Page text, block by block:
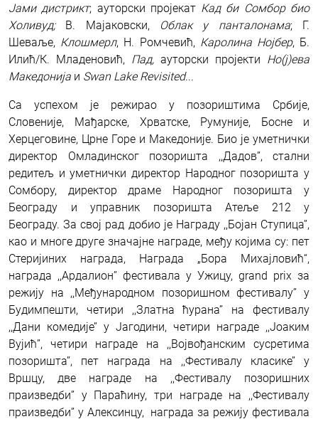
Јами дистрикт; ауторски пројекат Кад би Сомбор био
Холивуд;В. Мајаковски, Облак у панталонама; Г.
Шеваље, Клошмерл, Н. Ромчевић, Каролина Нојбер, Б.
Илић/К. Младеновић, Пад, ауторски пројекти Но(ј)ева
Македонија и Swan Lake Revisited...
Са успехом је режирао у позориштима Србије,
Словеније, Мађарске, Хрватске, Румуније, Босне и
Херцеговине, Црне Горе и Македоније. Био је уметнички
директор Омладинског позоришта ,,Дадов’’, стални
редитељ и уметнички директор Народног позоришта у
Сомбору, директор драме Народног позоришта у
Београду и управник позоришта Атеље 212 у
Београду. За свој рад добио је Награду ,,Бојан Ступица’’,
као и многе друге значајне награде, међу којима су: пет
Стеријиних награда, Награда „Бора Михајловић“,
награда ,,Ардалион’’ фестивала у Ужицу, grand prix за
режију на ,,Међународном позоришном фестивалу’’ у
Будимпешти, четири ,,Златна ћурана’’ на фестивалу
,,Дани комедије’’ у Јагодини, четири награде ,,Јоаким
Вујић’’, четири награде на ,,Војвођанским сусретима
позоришта’’, пет награда на ,,Фестивалу класике’’ у
Вршцу, две награде на ,,Фестивалу позоришних
праизведби’’ у Параћину, три награде на ,,Фестивалу
праизведби’’ у Алексинцу, награда за режију фестивала